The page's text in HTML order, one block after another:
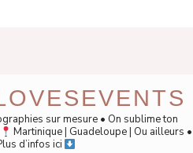
sur mesure • On sublime ton
Martinique | Guadeloupe | Ou ailleurs •
d’infos ici